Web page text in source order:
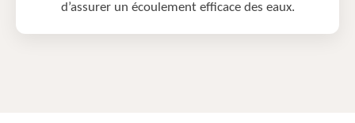
d’assurer un écoulement efficace des eaux.